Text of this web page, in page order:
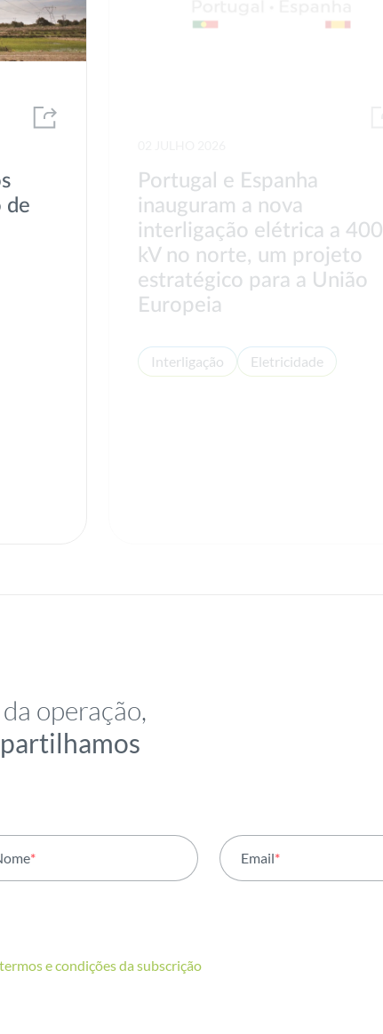
de
Portugal e Espanha
inauguram a nova
interligação elétrica a 400
kV no norte, um projeto
estratégico para a União
Europeia
Interligação Eletricidade
operação,
partilhamos
* Email*
termos e condições da subscrição